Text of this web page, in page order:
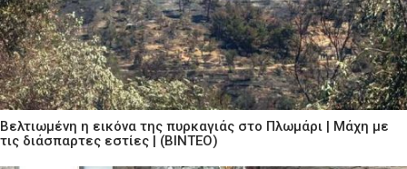
Βελτιωμένη η εικόνα της πυρκαγιάς στο Πλωμάρι | Μάχη με
τις διάσπαρτες εστίες | (ΒΙΝΤΕΟ)